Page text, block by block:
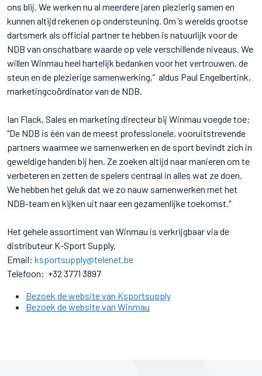
ons blij. We werken nu al meerdere jaren plezierig samen en
kunnen altijd rekenen op ondersteuning. Om ’s werelds grootse
dartsmerk als official partner te hebben is natuurlijk voor de
NDB van onschatbare waarde op vele verschillende niveaus. We
willen Winmau heel hartelijk bedanken voor het vertrouwen, de
steun en de plezierige samenwerking,” aldus Paul Engelbertink,
marketingcoördinator van de NDB.
Ian Flack, Sales en marketing directeur bij Winmau voegde toe:
"De NDB is één van de meest professionele, vooruitstrevende
partners waarmee we samenwerken en de sport bevindt zich in
geweldige handen bij hen. Ze zoeken altijd naar manieren om te
verbeteren en zetten de spelers centraal in alles wat ze doen.
We hebben het geluk dat we zo nauw samenwerken met het
NDB-team en kijken uit naar een gezamenlijke toekomst."
Het gehele assortiment van Winmau is verkrijgbaar via de
distributeur K-Sport Supply.
Email: ksportsupply@telenet.be
Telefoon: +32 3771 3897
Bezoek de website van Ksportsupply
Bezoek de website van Winmau